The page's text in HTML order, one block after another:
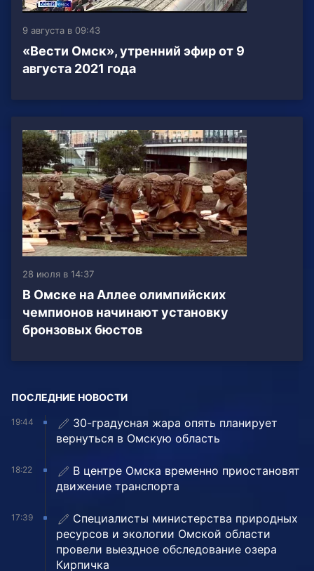
9 августа в 09:43
«Вести Омск», утренний эфир от 9
августа 2021 года
28 июля в 14:37
В Омске на Аллее олимпийских
чемпионов начинают установку
бронзовых бюстов
ПОСЛЕДНИЕ НОВОСТИ
19:44
30-градусная жара опять планирует
вернуться в Омскую область
18:22
В центре Омска временно приостановят
движение транспорта
17:39
Специалисты министерства природных
ресурсов и экологии Омской области
провели выездное обследование озера
Кирпичка